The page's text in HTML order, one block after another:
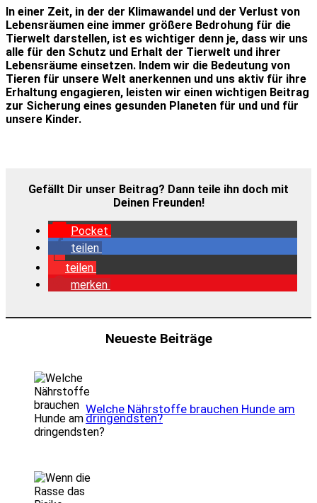
In einer Zeit, in der der Kli­ma­wan­del und der Ver­lust von
Lebens­räu­men eine immer grö­ße­re Bedro­hung für die
Tier­welt dar­stel­len, ist es wich­ti­ger denn je, dass wir uns
alle für den Schutz und Erhalt der Tier­welt und ihrer
Lebens­räu­me ein­set­zen. Indem wir die Bedeu­tung von
Tie­ren für unse­re Welt aner­ken­nen und uns aktiv für ihre
Erhal­tung enga­gie­ren, leis­ten wir einen wich­ti­gen Bei­trag
zur Siche­rung eines gesun­den Pla­ne­ten für und und für
unse­re Kin­der.
Gefällt Dir unser Bei­trag? Dann tei­le ihn doch mit
Dei­nen Freun­den!
Pocket
tei­len
tei­len
mer­ken
Neueste Beiträge
Wel­che Nähr­stof­fe brau­chen Hun­de am
drin­gends­ten?